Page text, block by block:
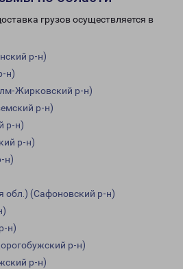
грузов осуществляется в
р-н)
н)
Жирковский р-н)
р-н)
р-н)
р-н)
н)
обл.) (Сафоновский р-н)
н)
р-н)
р-н)